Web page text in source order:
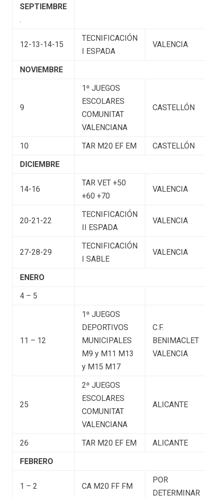
SEPTIEMBRE
.
12-13-14-15
TECNIFICACIÓN
I ESPADA
VALENCIA
NOVIEMBRE
9
1º JUEGOS
ESCOLARES
COMUNITAT
VALENCIANA
CASTELLÓN
10 TAR M20 EF EM CASTELLÓN
DICIEMBRE
14-16
TAR VET +50
+60 +70
VALENCIA
20-21-22
TECNIFICACIÓN
II ESPADA
VALENCIA
27-28-29
TECNIFICACIÓN
I SABLE
VALENCIA
ENERO
4 – 5
11 – 12
1º JUEGOS
DEPORTIVOS
MUNICIPALES
M9 y M11 M13
y M15 M17
C.F.
BENIMACLET
VALENCIA
25
2º JUEGOS
ESCOLARES
COMUNITAT
VALENCIANA
ALICANTE
26 TAR M20 EF EM ALICANTE
FEBRERO
1 – 2 CA M20 FF FM
POR
DETERMINAR